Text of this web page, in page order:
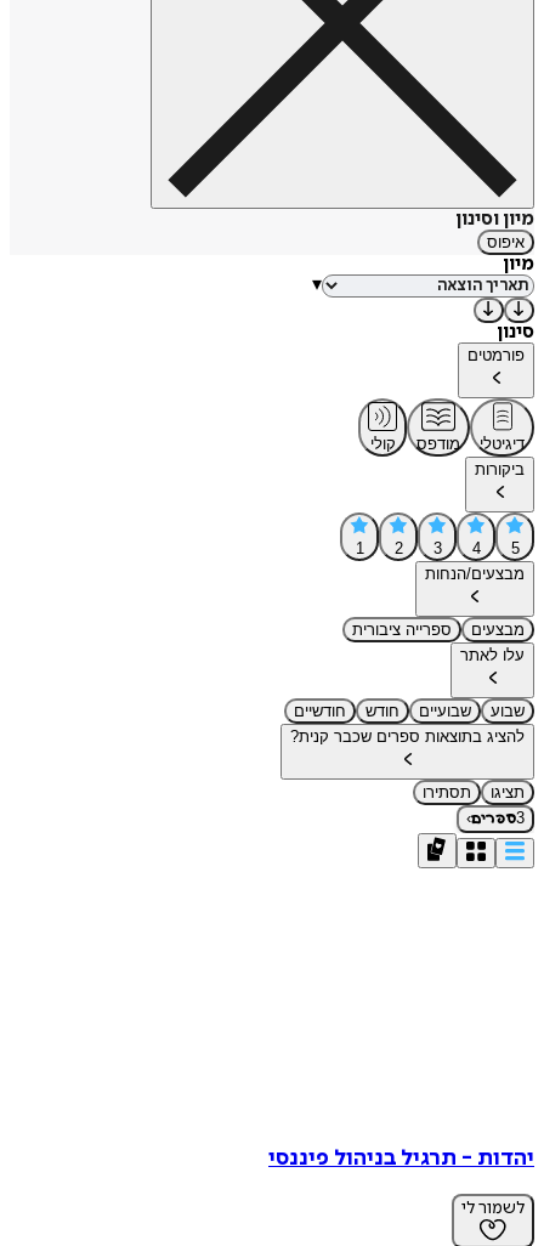
מיון וסינון
איפוס
מיון
▾
סינון
פורמטים
דיגיטלי מודפס
קולי
ביקורות
5
4
3
2
1
מבצעים/הנחות
מבצעים
ספרייה ציבורית
עלו לאתר
שבוע שבועיים חודש
חודשיים
להציג בתוצאות ספרים שכבר קנית?
תציגו
תסתירו
3ספרים›
יהדות - תרגיל בניהול פיננסי
לשמור לי